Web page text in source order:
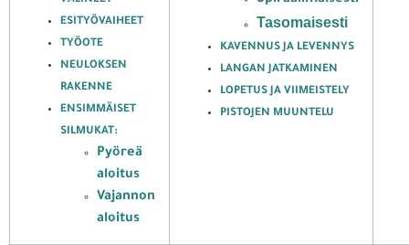
ESITYÖVAIHEET
TYÖOTE
NEULOKSEN
RAKENNE
ENSIMMÄISET
SILMUKAT:
Pyöreä
aloitus
Vajannon
aloitus
Tasomaisesti
KAVENNUS JA LEVENNYS
LANGAN JATKAMINEN
LOPETUS JA VIIMEISTELY
PISTOJEN MUUNTELU